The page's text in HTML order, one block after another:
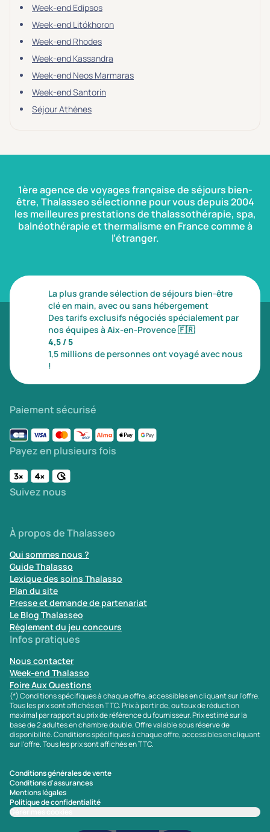
Transports & hébergement
Soins sans hébergement
Offre séjour + vol inclus
Week-end Edipsos
Week-end Litókhoron
Week-end Rhodes
Week-end Kassandra
Week-end Neos Marmaras
Week-end Santorin
Séjour Athènes
1ère agence de voyages française de séjours bien-
être, Thalasseo sélectionne pour vous depuis 2004
les meilleures prestations de thalassothérapie, spa,
balnéothérapie et thermalisme en France comme à
l’étranger.
La plus grande sélection de séjours bien-être
clé en main, avec ou sans hébergement
Des tarifs exclusifs négociés spécialement par
nos équipes à Aix-en-Provence🇫🇷
4,5 / 5
1,5 millions de personnes ont voyagé avec nous
!
Paiement sécurisé
Payez en plusieurs fois
Suivez nous
À propos de Thalasseo
Qui sommes nous ?
Guide Thalasso
Lexique des soins Thalasso
Plan du site
Presse et demande de partenariat
Le Blog Thalasseo
Règlement du jeu concours
Infos pratiques
Nous contacter
Week-end Thalasso
Foire Aux Questions
(*) Conditions spécifiques à chaque offre, accessibles en cliquant sur l'offre.
Tous les prix sont affichés en TTC. Prix à partir de, ou taux de réduction
maximal par rapport au prix de référence du fournisseur. Prix estimé sur la
base de 2 adultes en chambre double. Offre valable sous réserve de
disponibilité. Conditions spécifiques à chaque offre, accessibles en cliquant
sur l'offre. Tous les prix sont affichés en TTC.
Conditions générales de vente
Conditions d'assurances
Mentions légales
Politique de confidentialité
Gérer mes cookies